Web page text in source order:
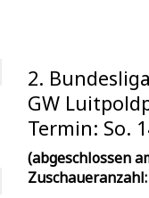
2.
GW
Termin: So.
(abgeschlossen